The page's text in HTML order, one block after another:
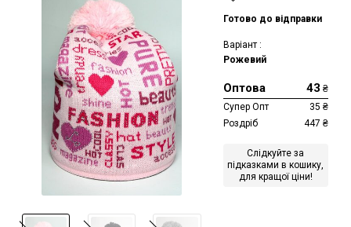
Готово до відправки
Варіант :
Рожевий
Оптова 43 ₴
Супер Опт
35 ₴
Роздріб
447 ₴
Слідкуйте за
підказками в кошику,
для кращої ціни!